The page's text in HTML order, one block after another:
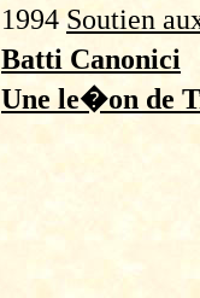
1994Soutien
Batti Canonici
Une le�on de